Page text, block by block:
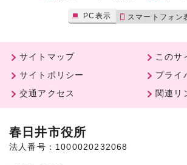
PC表示 スマートフォン
サイトマップ
このサ
サイトポリシー
プライ
交通アクセス
関連リ
春日井市役所
法人番号：1000020232068